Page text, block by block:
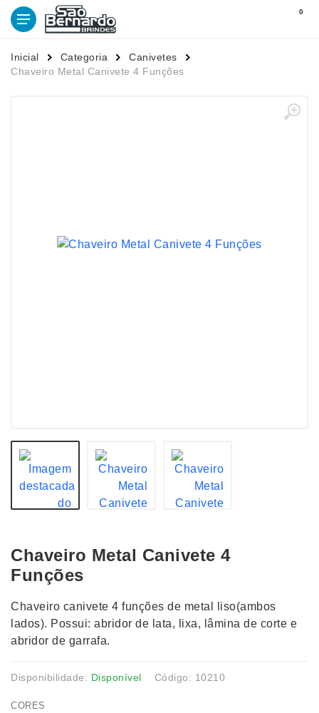
0
Inicial Categoria
Canivetes
Chaveiro Metal Canivete 4 Funções
Chaveiro Metal Canivete 4
Funções
Chaveiro canivete 4 funções de metal liso(ambos
lados). Possui: abridor de lata, lixa, lâmina de corte e
abridor de garrafa.
Disponibilidade: Disponível Código: 10210
CORES